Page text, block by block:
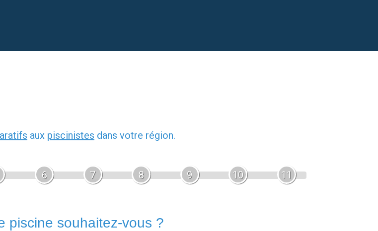
aux piscinistes dans votre région.
6 7 8 9 10 11
piscine souhaitez-vous ?